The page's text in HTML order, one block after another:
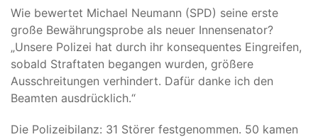
Wie bewertet Michael Neumann (SPD) seine erste
große Bewährungsprobe als neuer Innensenator?
„Unsere Polizei hat durch ihr konsequentes Eingreifen,
sobald Straftaten begangen wurden, größere
Ausschreitungen verhindert. Dafür danke ich den
Beamten ausdrücklich.“
Die Polizeibilanz: 31 Störer festgenommen. 50 kamen